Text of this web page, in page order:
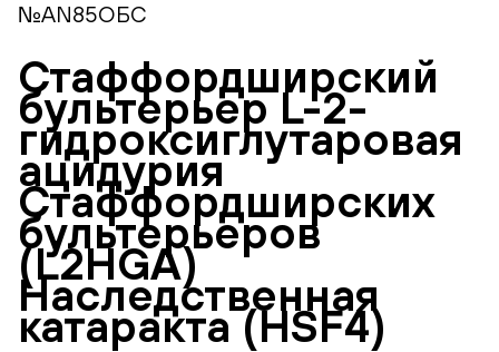
№AN85ОБС
Стаффордширский
бультерьер L-2-
гидроксиглутаровая
ацидурия
Стаффордширских
бультерьеров
(L2HGA)
Наследственная
катаракта (HSF4)